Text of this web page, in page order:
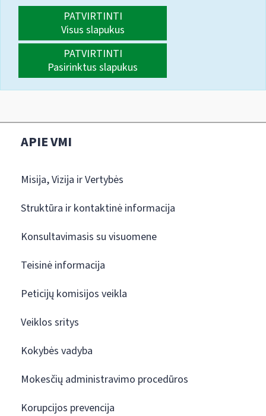
PATVIRTINTI
Visus slapukus
PATVIRTINTI
Pasirinktus slapukus
APIE VMI
Misija, Vizija ir Vertybės
Struktūra ir kontaktinė informacija
Konsultavimasis su visuomene
Teisinė informacija
Peticijų komisijos veikla
Veiklos sritys
Kokybės vadyba
Mokesčių administravimo procedūros
Korupcijos prevencija